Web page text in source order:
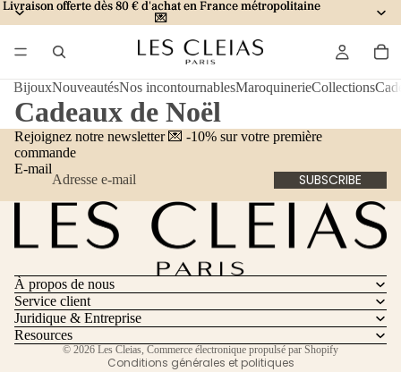
Livraison offerte dès 80 € d'achat en France métropolitaine
💌
Livraison offerte dès 80 € d'achat en France métropolitaine
💌
BijouxNouveautésNos incontournablesMaroquinerieCollections
Cadeaux de Noël
Rejoignez notre newsletter 💌 -10% sur votre première
commande
E-mail
SUBSCRIBE
À propos de nous
Service client
Juridique & Entreprise
Resources
© 2026 Les Cleias, Commerce électronique propulsé par Shopify
Conditions générales et politiques
Politique de remboursement
Politique de confidentialité
Coordonnées
Conditions générales de vente
Mentions légales